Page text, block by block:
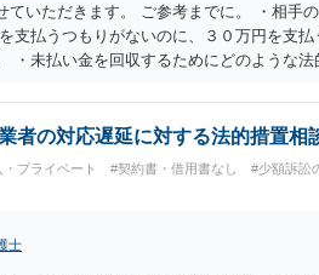
ていただきます。 ご参考までに。 ・相手
支払うつもりがないのに、３０万円を支
・未払い金を回収するためにどのような
に反する契約として 民法上無効（民法９
・相手の氏名や住所が分からない状態で
者の対応遅延に対する法的措置相
・プライベート #契約書・借用書なし #少額訴訟
士